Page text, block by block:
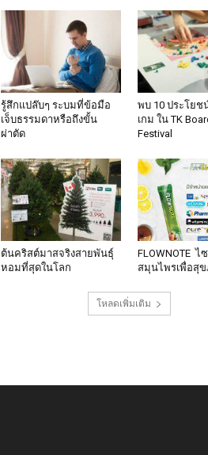
รู้สึกแปล๊บๆ ระบมที่ข้อมือ
เจ็บธรรมดาหรือถึงขั้น
ผ่าตัด
พบ 10 ประโยช
เกม ใน TK
Festival
ต้นคริสต์มาสจริงสายพันธุ์
หอมที่สุดในโลก
FLOWNOTE ไ
สมุนไพรเพื่อสุ
โหลดเพิ่มเติม